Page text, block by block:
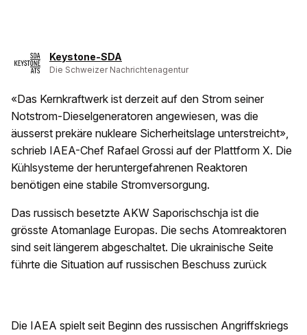
Keystone-SDA
Die Schweizer Nachrichtenagentur
«Das Kernkraftwerk ist derzeit auf den Strom seiner
Notstrom-Dieselgeneratoren angewiesen, was die
äusserst prekäre nukleare Sicherheitslage unterstreicht»,
schrieb IAEA-Chef Rafael Grossi auf der Plattform X. Die
Kühlsysteme der heruntergefahrenen Reaktoren
benötigen eine stabile Stromversorgung.
Das russisch besetzte AKW Saporischschja ist die
grösste Atomanlage Europas. Die sechs Atomreaktoren
sind seit längerem abgeschaltet. Die ukrainische Seite
führte die Situation auf russischen Beschuss zurück
Die IAEA spielt seit Beginn des russischen Angriffskriegs